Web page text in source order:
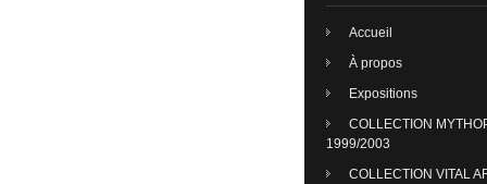
Accueil
À propos
Expositions
COLLECTION
1999/2003
COLLECTION VITAL